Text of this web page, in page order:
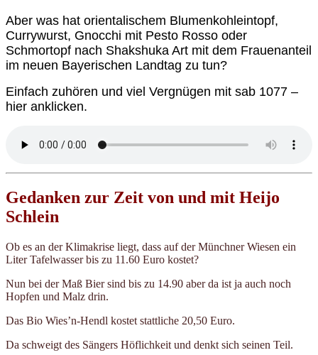
Aber was hat orientalischem Blumenkohleintopf,
Currywurst, Gnocchi mit Pesto Rosso oder
Schmortopf nach Shakshuka Art mit dem Frauenanteil
im neuen Bayerischen Landtag zu tun?
Einfach zuhören und viel Vergnügen mit sab 1077 –
hier anklicken.
Gedanken zur Zeit von und mit Heijo
Schlein
Ob es an der Klimakrise liegt, dass auf der Münchner Wiesen ein
Liter Tafelwasser bis zu 11.60 Euro kostet?
Nun bei der Maß Bier sind bis zu 14.90 aber da ist ja auch noch
Hopfen und Malz drin.
Das Bio Wies’n-Hendl kostet stattliche 20,50 Euro.
Da schweigt des Sängers Höflichkeit und denkt sich seinen Teil.